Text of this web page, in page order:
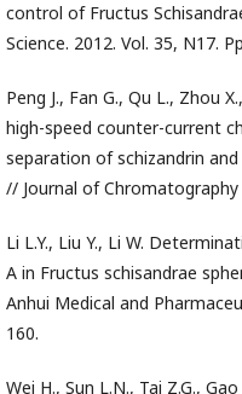
control of Fructus
Science. 2012. Vol. 35, N17.
Peng J., Fan G., Qu L., Zhou
high-speed counter-current
separation of schizandrin
// Journal of Chromatography
Li L.Y., Liu Y., Li W.
A in Fructus schisandrae
Anhui Medical and
160.
Wei H., Sun L.N., Tai Z.G.,